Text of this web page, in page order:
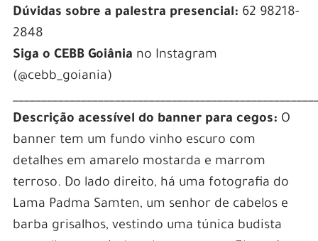
Dúvidas sobre a palestra presencial: 62 98218-
2848
Siga o CEBB Goiânia no Instagram
(@cebb_goiania)
Descrição acessível do banner para cegos: O
banner tem um fundo vinho escuro com
detalhes em amarelo mostarda e marrom
terroso. Do lado direito, há uma fotografia do
Lama Padma Samten, um senhor de cabelos e
barba grisalhos, vestindo uma túnica budista